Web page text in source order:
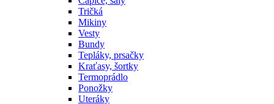
Tričká
Mikiny
Vesty
Bundy
Tepláky, prsačky
Kraťasy, šortky
Termoprádlo
Ponožky
Uteráky